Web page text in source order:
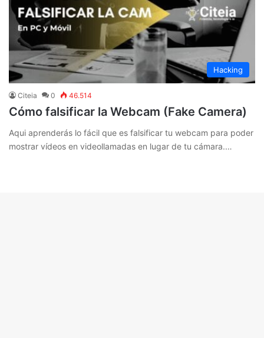
Hacking
Citeia 0 46.514
Cómo falsificar la Webcam (Fake Camera)
Aqui aprenderás lo fácil que es falsificar tu webcam para poder
mostrar vídeos en videollamadas en lugar de tu cámara.…